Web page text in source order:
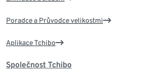
Poradce a Průvodce velikostmi
Aplikace Tchibo
Společnost Tchibo